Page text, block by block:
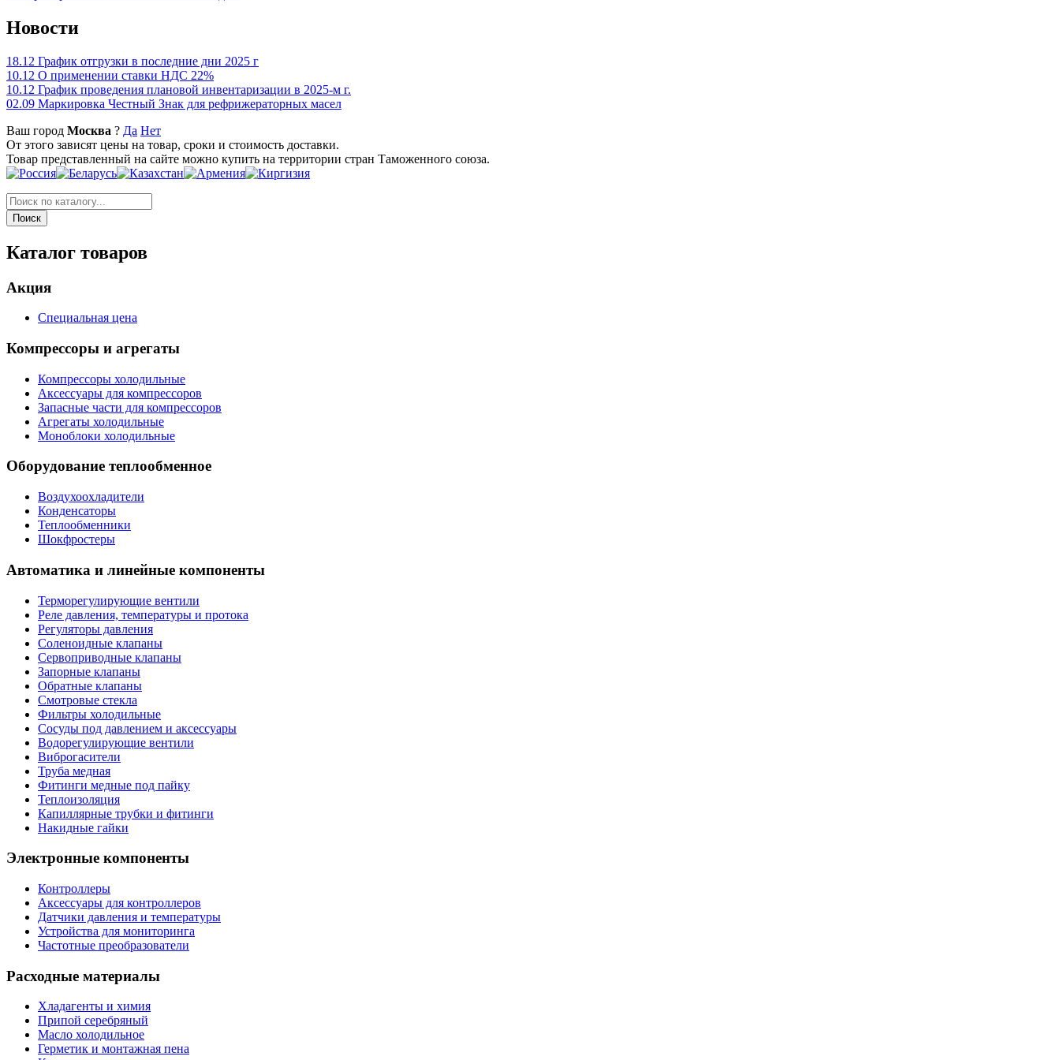
Новости
18.12 График отгрузки в последние дни 2025 г
10.12 О применении ставки НДС 22%
10.12 График проведения плановой инвентаризации в 2025-м г.
02.09 Маркировка Честный Знак для рефрижераторных масел
Ваш город Москва ? Да Нет
От этого зависят цены на товар, сроки и стоимость доставки.
Товар представленный на сайте можно купить на территории стран Таможенного союза.
Каталог товаров
Акция
Специальная цена
Компрессоры и агрегаты
Компрессоры холодильные
Аксессуары для компрессоров
Запасные части для компрессоров
Агрегаты холодильные
Моноблоки холодильные
Оборудование теплообменное
Воздухоохладители
Конденсаторы
Теплообменники
Шокфростеры
Автоматика и линейные компоненты
Терморегулирующие вентили
Реле давления, температуры и протока
Регуляторы давления
Соленоидные клапаны
Сервоприводные клапаны
Запорные клапаны
Обратные клапаны
Смотровые стекла
Фильтры холодильные
Сосуды под давлением и аксессуары
Водорегулирующие вентили
Виброгасители
Труба медная
Фитинги медные под пайку
Теплоизоляция
Капиллярные трубки и фитинги
Накидные гайки
Электронные компоненты
Контроллеры
Аксессуары для контроллеров
Датчики давления и температуры
Устройства для мониторинга
Частотные преобразователи
Расходные материалы
Хладагенты и химия
Припой серебряный
Масло холодильное
Герметик и монтажная пена